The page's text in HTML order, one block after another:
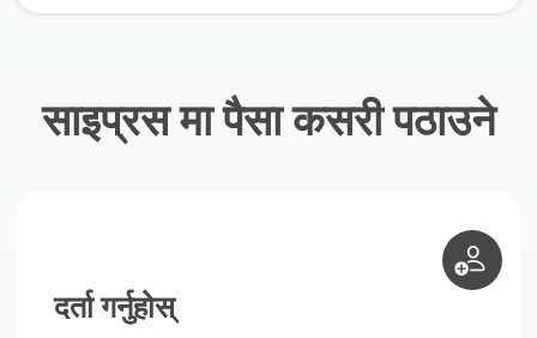
साइप्रस मा पैसा कसरी पठाउने
दर्ता गर्नुहोस्